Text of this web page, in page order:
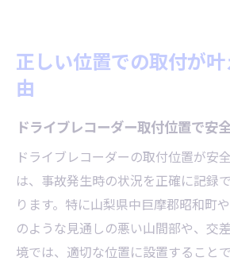
正しい位置での取付が
由
ドライブレコーダー取付位置で安
ドライブレコーダーの取付位置が安
は、事故発生時の状況を正確に記録
ります。特に山梨県中巨摩郡昭和町
のような見通しの悪い山間部や、交
境では、適切な位置に設置すること